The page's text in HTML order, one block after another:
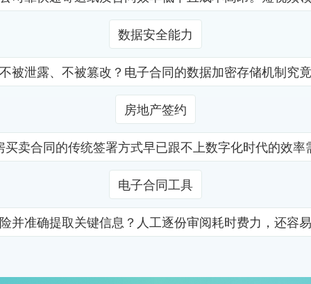
数据安全能力
被泄露、不被篡改？电子合同的数据加密存储机制究
房地产签约
卖合同的传统签署方式早已跟不上数字化时代的效
电子合同工具
并准确提取关键信息？人工逐份审阅耗时费力，还容